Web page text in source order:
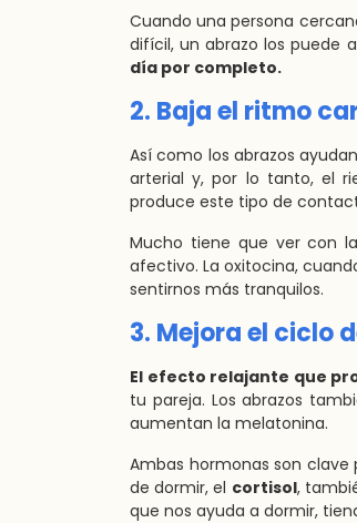
Cuando una persona
difícil, un abrazo los puede
día por completo.
2. Baja el ritmo
Así como los abrazos
arterial y, por lo tanto, el
produce este tipo de
Mucho tiene que ver con la
afectivo. La oxitocina,
sentirnos más tranquilos.
3. Mejora el ciclo
El efecto relajante que
tu pareja. Los abrazos
aumentan la melatonina.
Ambas hormonas son
de dormir, el cortisol,
que nos ayuda a dormir,